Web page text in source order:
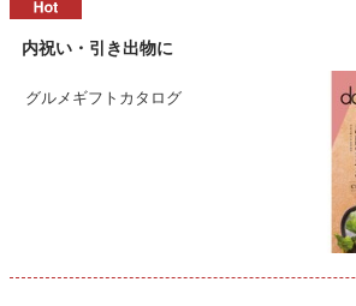
内祝い・引き出物に
グルメギフトカタログ